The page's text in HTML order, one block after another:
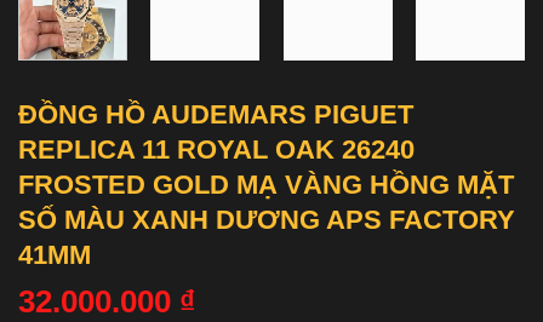
ĐỒNG HỒ AUDEMARS PIGUET
REPLICA 11 ROYAL OAK 26240
FROSTED GOLD MẠ VÀNG HỒNG MẶT
SỐ MÀU XANH DƯƠNG APS FACTORY
41MM
32.000.000 ₫